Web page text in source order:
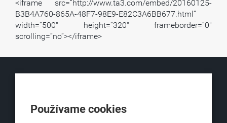
<iframe src=“http://www.ta3.com/embed/20160125-
B3B4A760-865A-48F7-98E9-E82C3A6BB677.html“
width=“500″ height=“320″ frameborder=“0″
scrolling=“no“></iframe>
Obchodná 6
Používame cookies